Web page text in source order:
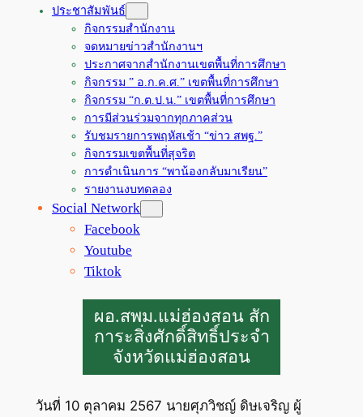
ประชาสัมพันธ์
กิจกรรมสำนักงาน
จดหมายข่าวสำนักงานฯ
ประกาศจากสำนักงานเขตพื้นที่การศึกษา
กิจกรรม ” อ.ก.ค.ศ.” เขตพื้นที่การศึกษา
กิจกรรม “ก.ต.ป.น.” เขตพื้นที่การศึกษา
การมีส่วนร่วมจากทุกภาคส่วน
รับชมรายการพฤหัสเช้า “ข่าว สพฐ.”
กิจกรรมเขตพื้นที่สุจริต
การดำเนินการ “พาน้องกลับมาเรียน”
รายงานงบทดลอง
Social Network
Facebook
Youtube
Tiktok
ผอ.สพม.แม่ฮ่องสอน สัก
การะสิ่งศักดิ์สิทธิ์ประจำ
จังหวัดแม่ฮ่องสอน
วันที่ 10 ตุลาคม 2567 นายศุภวิชญ์ ดิษเจริญ ผู้